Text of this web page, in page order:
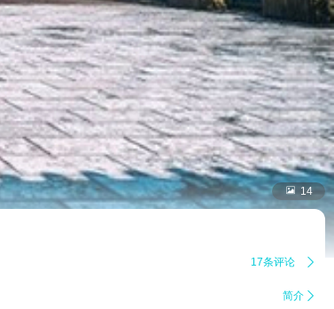
 14
17条评论 
简介 